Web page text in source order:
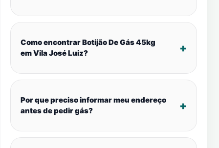
Como encontrar Botijão De Gás 45kg
em Vila José Luiz?
Por que preciso informar meu endereço
antes de pedir gás?